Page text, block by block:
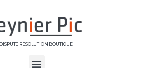
DISPUTE RESOLUTION BOUTIQUE